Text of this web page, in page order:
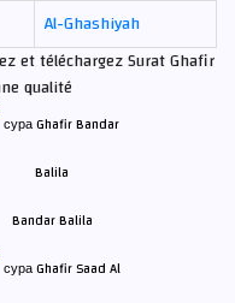
Al-Ghashiyah
et téléchargez Surat Ghafir
qualité
Bandar Balila